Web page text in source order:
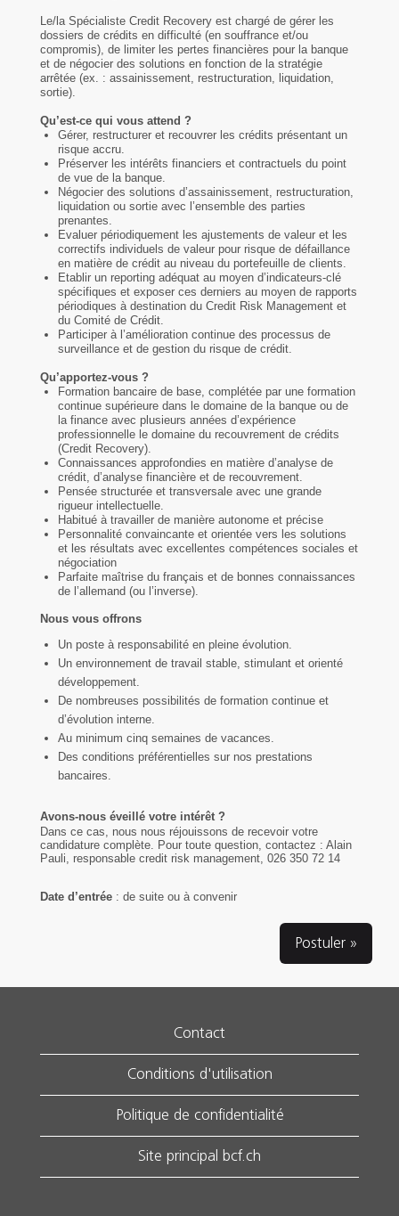
Le/la Spécialiste Credit Recovery est chargé de gérer les
dossiers de crédits en difficulté (en souffrance et/ou
compromis), de limiter les pertes financières pour la banque
et de négocier des solutions en fonction de la stratégie
arrêtée (ex. : assainissement, restructuration, liquidation,
sortie).
Qu’est-ce qui vous attend ?
Gérer, restructurer et recouvrer les crédits présentant un
risque accru.
Préserver les intérêts financiers et contractuels du point
de vue de la banque.
Négocier des solutions d’assainissement, restructuration,
liquidation ou sortie avec l’ensemble des parties
prenantes.
Evaluer périodiquement les ajustements de valeur et les
correctifs individuels de valeur pour risque de défaillance
en matière de crédit au niveau du portefeuille de clients.
Etablir un reporting adéquat au moyen d’indicateurs-clé
spécifiques et exposer ces derniers au moyen de rapports
périodiques à destination du Credit Risk Management et
du Comité de Crédit.
Participer à l’amélioration continue des processus de
surveillance et de gestion du risque de crédit.
Qu’apportez-vous ?
Formation bancaire de base, complétée par une formation
continue supérieure dans le domaine de la banque ou de
la finance avec plusieurs années d’expérience
professionnelle le domaine du recouvrement de crédits
(Credit Recovery).
Connaissances approfondies en matière d’analyse de
crédit, d’analyse financière et de recouvrement.
Pensée structurée et transversale avec une grande
rigueur intellectuelle.
Habitué à travailler de manière autonome et précise
Personnalité convaincante et orientée vers les solutions
et les résultats avec excellentes compétences sociales et
négociation
Parfaite maîtrise du français et de bonnes connaissances
de l’allemand (ou l’inverse).
Nous vous offrons
Un poste à responsabilité en pleine évolution.
Un environnement de travail stable, stimulant et orienté
développement.
De nombreuses possibilités de formation continue et
d’évolution interne.
Au minimum cinq semaines de vacances.
Des conditions préférentielles sur nos prestations
bancaires.
Avons-nous éveillé votre intérêt ?
Dans ce cas, nous nous réjouissons de recevoir votre
candidature complète. Pour toute question, contactez : Alain
Pauli, responsable credit risk management, 026 350 72 14
Date d’entrée : de suite ou à convenir
Postuler »
Contact
Conditions d'utilisation
Politique de confidentialité
Site principal bcf.ch